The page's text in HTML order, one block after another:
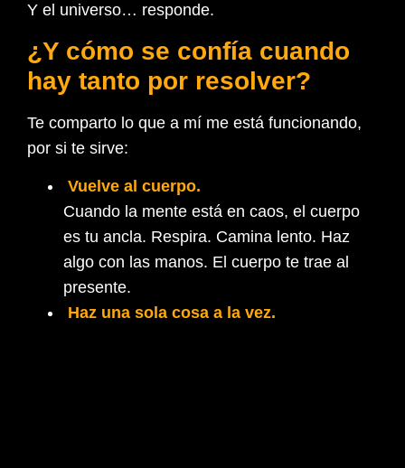
Y el universo… responde.
¿Y cómo se confía cuando
hay tanto por resolver?
Te comparto lo que a mí me está funcionando,
por si te sirve:
Vuelve al cuerpo.
Cuando la mente está en caos, el cuerpo
es tu ancla. Respira. Camina lento. Haz
algo con las manos. El cuerpo te trae al
presente.
Haz una sola cosa a la vez.